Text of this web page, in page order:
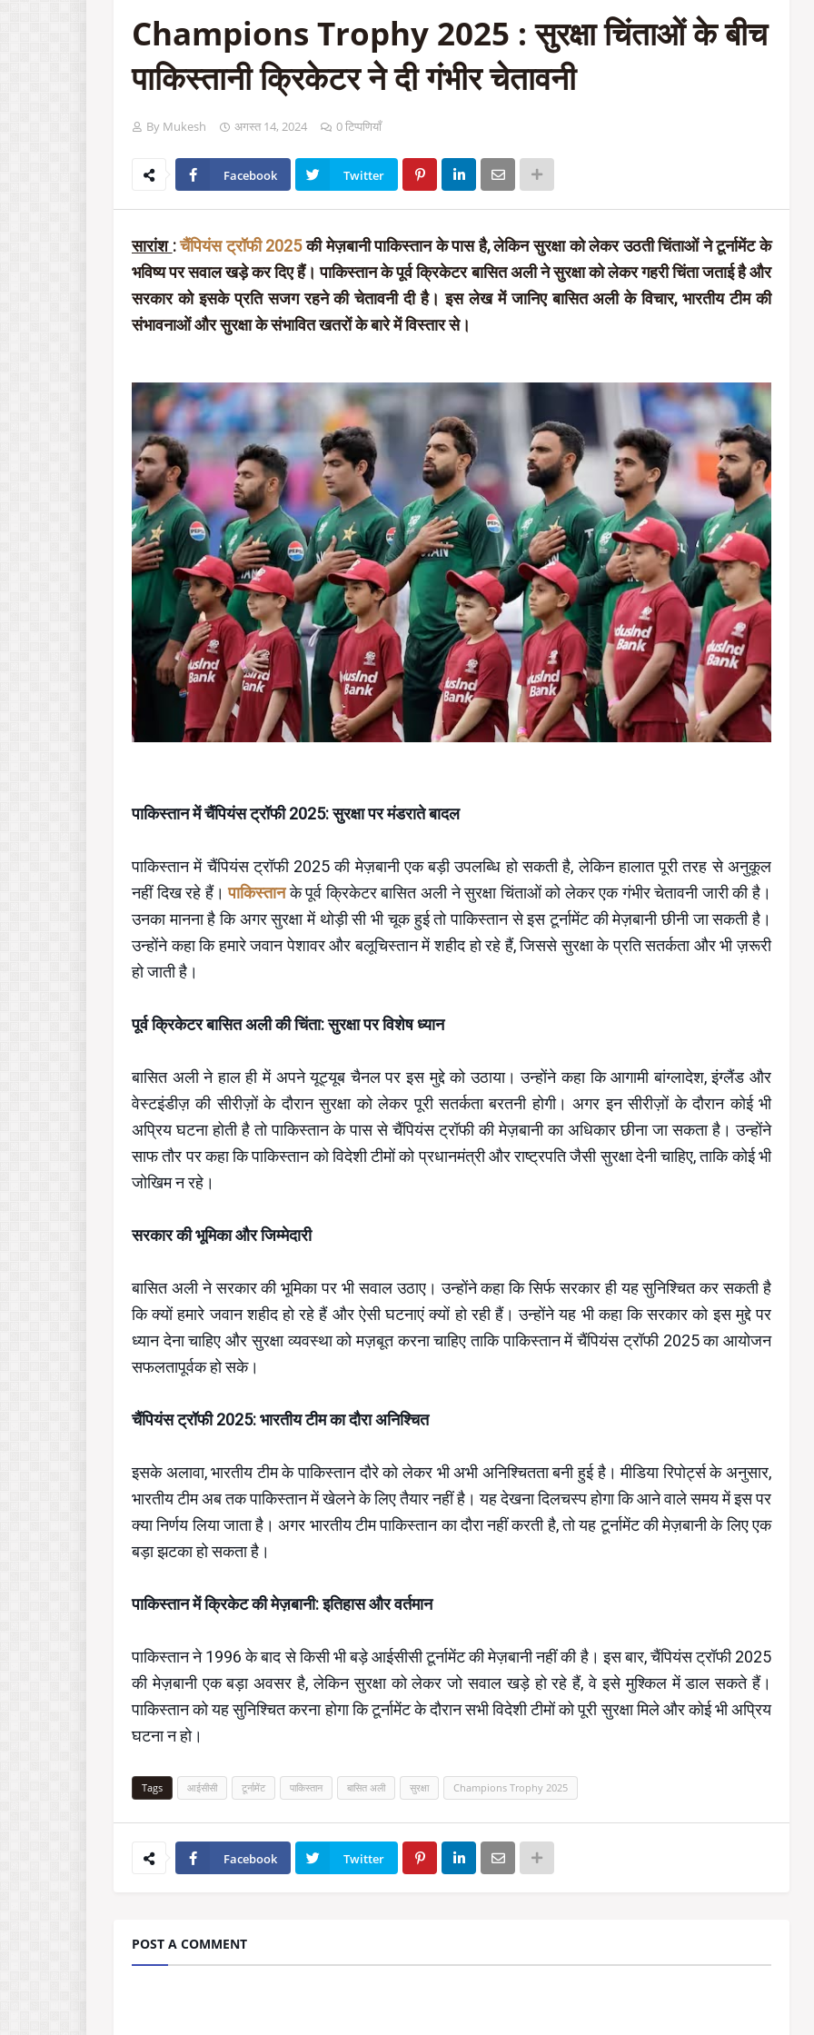
Champions Trophy 2025 : सुरक्षा चिंताओं के बीच
पाकिस्तानी क्रिकेटर ने दी गंभीर चेतावनी
By Mukesh अगस्त 14, 2024 0 टिप्पणियाँ
Facebook Twitter
सारांश :चैंपियंस ट्रॉफी 2025की मेज़बानी पाकिस्तान के पास है, लेकिन सुरक्षा को लेकर उठती चिंताओं ने टूर्नामेंट के
भविष्य पर सवाल खड़े कर दिए हैं। पाकिस्तान के पूर्व क्रिकेटर बासित अली ने सुरक्षा को लेकर गहरी चिंता जताई है और
सरकार को इसके प्रति सजग रहने की चेतावनी दी है। इस लेख में जानिए बासित अली के विचार, भारतीय टीम की
संभावनाओं और सुरक्षा के संभावित खतरों के बारे में विस्तार से।
पाकिस्तान में चैंपियंस ट्रॉफी 2025: सुरक्षा पर मंडराते बादल
पाकिस्तान में चैंपियंस ट्रॉफी 2025 की मेज़बानी एक बड़ी उपलब्धि हो सकती है, लेकिन हालात पूरी तरह से अनुकूल
नहीं दिख रहे हैं।पाकिस्तानके पूर्व क्रिकेटर बासित अली ने सुरक्षा चिंताओं को लेकर एक गंभीर चेतावनी जारी की है।
उनका मानना है कि अगर सुरक्षा में थोड़ी सी भी चूक हुई तो पाकिस्तान से इस टूर्नामेंट की मेज़बानी छीनी जा सकती है।
उन्होंने कहा कि हमारे जवान पेशावर और बलूचिस्तान में शहीद हो रहे हैं, जिससे सुरक्षा के प्रति सतर्कता और भी ज़रूरी
हो जाती है।
पूर्व क्रिकेटर बासित अली की चिंता: सुरक्षा पर विशेष ध्यान
बासित अली ने हाल ही में अपने यूट्यूब चैनल पर इस मुद्दे को उठाया। उन्होंने कहा कि आगामी बांग्लादेश, इंग्लैंड और
वेस्टइंडीज़ की सीरीज़ों के दौरान सुरक्षा को लेकर पूरी सतर्कता बरतनी होगी। अगर इन सीरीज़ों के दौरान कोई भी
अप्रिय घटना होती है तो पाकिस्तान के पास से चैंपियंस ट्रॉफी की मेज़बानी का अधिकार छीना जा सकता है। उन्होंने
साफ तौर पर कहा कि पाकिस्तान को विदेशी टीमों को प्रधानमंत्री और राष्ट्रपति जैसी सुरक्षा देनी चाहिए, ताकि कोई भी
जोखिम न रहे।
सरकार की भूमिका और जिम्मेदारी
बासित अली ने सरकार की भूमिका पर भी सवाल उठाए। उन्होंने कहा कि सिर्फ सरकार ही यह सुनिश्चित कर सकती है
कि क्यों हमारे जवान शहीद हो रहे हैं और ऐसी घटनाएं क्यों हो रही हैं। उन्होंने यह भी कहा कि सरकार को इस मुद्दे पर
ध्यान देना चाहिए और सुरक्षा व्यवस्था को मज़बूत करना चाहिए ताकि पाकिस्तान में चैंपियंस ट्रॉफी 2025 का आयोजन
सफलतापूर्वक हो सके।
चैंपियंस ट्रॉफी 2025: भारतीय टीम का दौरा अनिश्चित
इसके अलावा, भारतीय टीम के पाकिस्तान दौरे को लेकर भी अभी अनिश्चितता बनी हुई है। मीडिया रिपोर्ट्स के अनुसार,
भारतीय टीम अब तक पाकिस्तान में खेलने के लिए तैयार नहीं है। यह देखना दिलचस्प होगा कि आने वाले समय में इस पर
क्या निर्णय लिया जाता है। अगर भारतीय टीम पाकिस्तान का दौरा नहीं करती है, तो यह टूर्नामेंट की मेज़बानी के लिए एक
बड़ा झटका हो सकता है।
पाकिस्तान में क्रिकेट की मेज़बानी: इतिहास और वर्तमान
पाकिस्तान ने 1996 के बाद से किसी भी बड़े आईसीसी टूर्नामेंट की मेज़बानी नहीं की है। इस बार, चैंपियंस ट्रॉफी 2025
की मेज़बानी एक बड़ा अवसर है, लेकिन सुरक्षा को लेकर जो सवाल खड़े हो रहे हैं, वे इसे मुश्किल में डाल सकते हैं।
पाकिस्तान को यह सुनिश्चित करना होगा कि टूर्नामेंट के दौरान सभी विदेशी टीमों को पूरी सुरक्षा मिले और कोई भी अप्रिय
घटना न हो।
Tags आईसीसी टूर्नामेंट पाकिस्तान बासित अली सुरक्षा Champions Trophy 2025
Facebook Twitter
POST A COMMENT